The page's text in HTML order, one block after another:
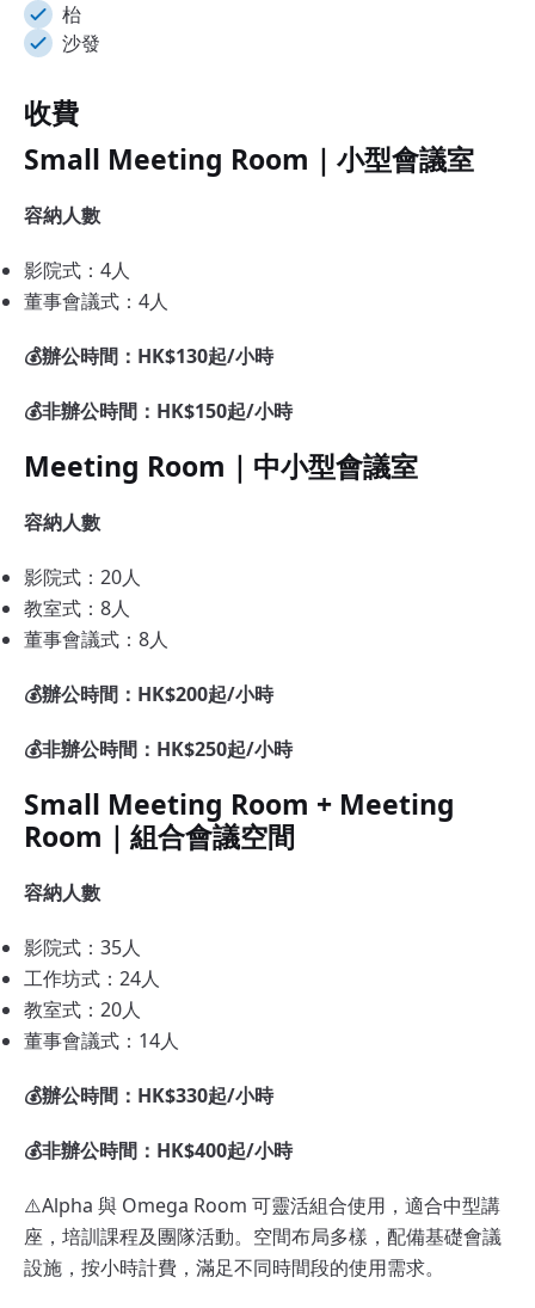
枱
沙發
收費
Small Meeting Room｜小型會議室
容納人數
影院式：4人
董事會議式：4人
💰辦公時間：HK$130起/小時
💰非辦公時間：HK$150起/小時
Meeting Room｜中小型會議室
容納人數
影院式：20人
教室式：8人
董事會議式：8人
💰辦公時間：HK$200起/小時
💰非辦公時間：HK$250起/小時
Small Meeting Room + Meeting
Room｜組合會議空間
容納人數
影院式：35人
工作坊式：24人
教室式：20人
董事會議式：14人
💰辦公時間：HK$330起/小時
💰非辦公時間：HK$400起/小時
⚠️Alpha 與 Omega Room 可靈活組合使用，適合中型講
座，培訓課程及團隊活動。空間布局多樣，配備基礎會議
設施，按小時計費，滿足不同時間段的使用需求。